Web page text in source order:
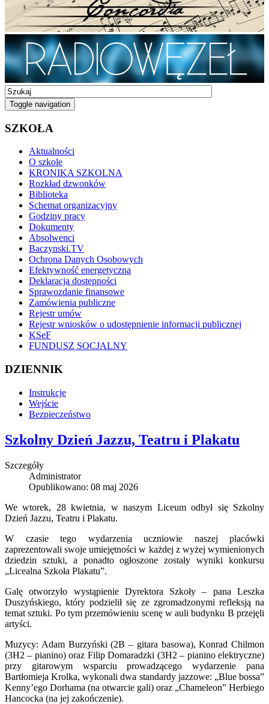
Toggle navigation
SZKOŁA
Aktualności
O szkole
KRONIKA SZKOLNA
Rozkład dzwonków
Biblioteka
Schemat organizacyjny
Godziny pracy
Dokumenty
Absolwenci
Baczynski.TV
Ochrona Danych Osobowych
Efektywność energetyczna
Deklaracja dostępności
Sprawozdanie finansowe
Zamówienia publiczne
Rejestr umów
Rejestr wniosków o udostępnienie informacji publicznej
KSeF
FUNDUSZ SOCJALNY
DZIENNIK
Instrukcje
Wejście
Bezpieczeństwo
Szkolny Dzień Jazzu, Teatru i Plakatu
Szczegóły
Administrator
Opublikowano: 08 maj 2026
We wtorek, 28 kwietnia, w naszym Liceum odbył się Szkolny
Dzień Jazzu, Teatru i Plakatu.
W czasie tego wydarzenia uczniowie naszej placówki
zaprezentowali swoje umiejętności w każdej z wyżej wymienionych
dziedzin sztuki, a ponadto ogłoszone zostały wyniki konkursu
„Licealna Szkoła Plakatu”.
Galę otworzyło wystąpienie Dyrektora Szkoły – pana Leszka
Duszyńskiego, który podzielił się ze zgromadzonymi refleksją na
temat sztuki. Po tym przemówieniu scenę w auli budynku B przejęli
artyści.
Muzycy: Adam Burzyński (2B – gitara basowa), Konrad Chilmon
(3H2 – pianino) oraz Filip Domaradzki (3H2 – pianino elektryczne)
przy gitarowym wsparciu prowadzącego wydarzenie pana
Bartłomieja Krolka, wykonali dwa standardy jazzowe: „Blue bossa”
Kenny’ego Dorhama (na otwarcie gali) oraz „Chameleon” Herbiego
Hancocka (na jej zakończenie).